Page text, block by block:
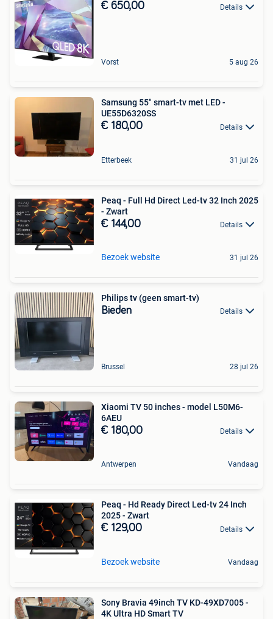
€ 650,00 Details
Vorst 5 aug 26
Samsung 55" smart-tv met LED -
UE55D6320SS
€ 180,00 Details
Etterbeek 31 jul 26
Peaq - Full Hd Direct Led-tv 32 Inch 2025
- Zwart
€ 144,00 Details
Bezoek website 31 jul 26
Philips tv (geen smart-tv)
Bieden Details
Brussel 28 jul 26
Xiaomi TV 50 inches - model L50M6-
6AEU
€ 180,00 Details
Antwerpen Vandaag
Peaq - Hd Ready Direct Led-tv 24 Inch
2025 - Zwart
€ 129,00 Details
Bezoek website Vandaag
Sony Bravia 49inch TV KD-49XD7005 -
4K Ultra HD Smart TV